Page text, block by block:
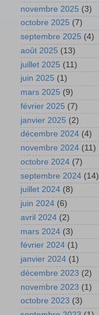
novembre 2025 (3)
octobre 2025 (7)
septembre 2025 (4)
août 2025 (13)
juillet 2025 (11)
juin 2025 (1)
mars 2025 (9)
février 2025 (7)
janvier 2025 (2)
décembre 2024 (4)
novembre 2024 (11)
octobre 2024 (7)
septembre 2024 (14)
juillet 2024 (8)
juin 2024 (6)
avril 2024 (2)
mars 2024 (3)
février 2024 (1)
janvier 2024 (1)
décembre 2023 (2)
novembre 2023 (1)
octobre 2023 (3)